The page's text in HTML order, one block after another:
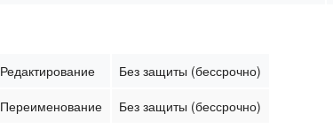
Редактирование
Без защиты (бессрочно)
Переименование
Без защиты (бессрочно)